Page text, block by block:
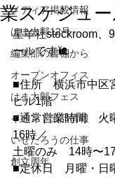
メディア掲載情報
はま太郎12号
編集部の書棚から
オープンオフィス
はま太郎フェス
イベント出品情報
いせたろうの仕事
創立周年
業スケジュ
星羊社stockroom、
ールです🐌
■住所　横浜市中区
ビル1階
■通常営業時間　火
16時／
土曜のみ　14時〜
■定休日　月曜・日